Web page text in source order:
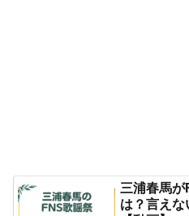
三浦春馬
は？言え